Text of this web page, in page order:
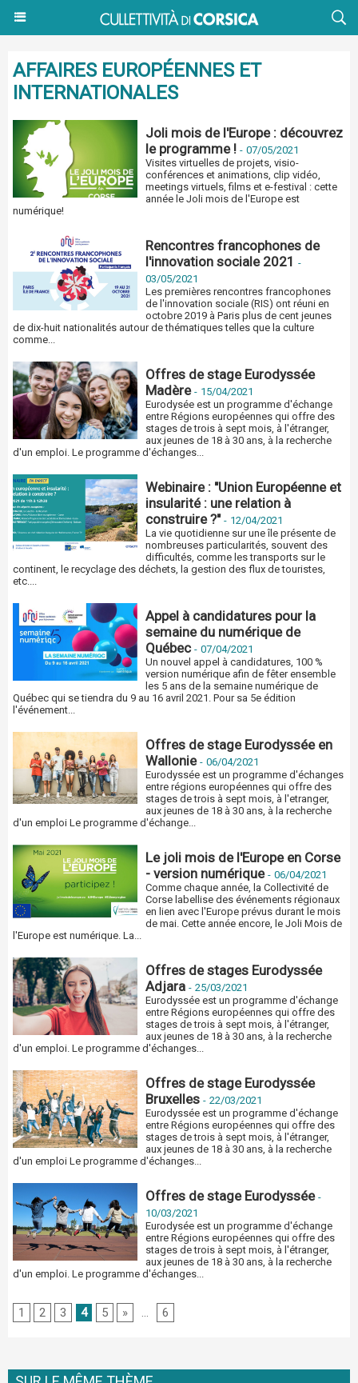
AFFAIRES EUROPÉENNES ET
INTERNATIONALES
Joli mois de l'Europe : découvrez
le programme ! - 07/05/2021
Visites virtuelles de projets, visio-
conférences et animations, clip vidéo,
meetings virtuels, films et e-festival : cette
année le Joli mois de l'Europe est
numérique!
Rencontres francophones de
l'innovation sociale 2021 -
03/05/2021
Les premières rencontres francophones
de l'innovation sociale (RIS) ont réuni en
octobre 2019 à Paris plus de cent jeunes
de dix-huit nationalités autour de thématiques telles que la culture
comme...
Offres de stage Eurodyssée
Madère - 15/04/2021
Eurodysée est un programme d'échange
entre Régions européennes qui offre des
stages de trois à sept mois, à l'étranger,
aux jeunes de 18 à 30 ans, à la recherche
d'un emploi. Le programme d'échanges...
Webinaire : "Union Européenne et
insularité : une relation à
construire ?" - 12/04/2021
La vie quotidienne sur une île présente de
nombreuses particularités, souvent des
difficultés, comme les transports sur le
continent, le recyclage des déchets, la gestion des flux de touristes,
etc....
Appel à candidatures pour la
semaine du numérique de
Québec - 07/04/2021
Un nouvel appel à candidatures, 100 %
version numérique afin de fêter ensemble
les 5 ans de la semaine numérique de
Québec qui se tiendra du 9 au 16 avril 2021. Pour sa 5e édition
l'événement...
Offres de stage Eurodyssée en
Wallonie - 06/04/2021
Eurodyssée est un programme d'échanges
entre régions européennes qui offre des
stages de trois à sept mois, à l'etranger,
aux jeunes de 18 à 30 ans, à la recherche
d'un emploi Le programme d'échange...
Le joli mois de l'Europe en Corse
- version numérique - 06/04/2021
Comme chaque année, la Collectivité de
Corse labellise des événements régionaux
en lien avec l'Europe prévus durant le mois
de mai. Cette année encore, le Joli Mois de
l'Europe est numérique. La...
Offres de stages Eurodyssée
Adjara - 25/03/2021
Eurodyssée est un programme d'échange
entre Régions européennes qui offre des
stages de trois à sept mois, à l'étranger,
aux jeunes de 18 à 30 ans, à la recherche
d'un emploi. Le programme d'échanges...
Offres de stage Eurodyssée
Bruxelles - 22/03/2021
Eurodyssée est un programme d'échange
entre Régions européennes qui offre des
stages de trois à sept mois, à l'étranger,
aux jeunes de 18 à 30 ans, à la recherche
d'un emploi Le programme d'échanges...
Offres de stage Eurodyssée -
10/03/2021
Eurodysée est un programme d'échange
entre Régions européennes qui offre des
stages de trois à sept mois, à l'étranger,
aux jeunes de 18 à 30 ans, à la recherche
d'un emploi. Le programme d'échanges...
1 2 3 4 5 » ... 6